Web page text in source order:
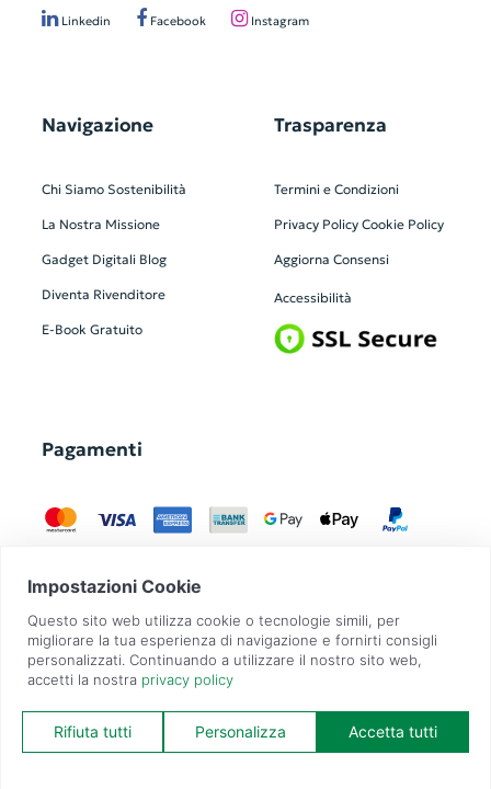
Linkedin Facebook Instagram
Navigazione
Chi Siamo Sostenibilità
La Nostra Missione
Gadget Digitali Blog
Diventa Rivenditore
E-Book Gratuito
Trasparenza
Termini e Condizioni
Privacy Policy Cookie Policy
Aggiorna Consensi
Accessibilità
Pagamenti
GadgetZilla è un Brand di Overbi S.r.l.| realizzato con Contit
| © 2026 Tutti
i diritti riservati | P.IVA: 09351560967